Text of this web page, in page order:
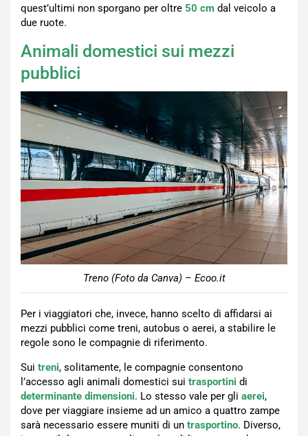
quest’ultimi non sporgano per oltre 50 cm dal veicolo a
due ruote.
Animali domestici sui mezzi
pubblici
Treno (Foto da Canva) – Ecoo.it
Per i viaggiatori che, invece, hanno scelto di affidarsi ai
mezzi pubblici come treni, autobus o aerei, a stabilire le
regole sono le compagnie di riferimento.
Sui treni, solitamente, le compagnie consentono
l’accesso agli animali domestici sui trasportini di
determinante dimensioni. Lo stesso vale per gli aerei,
dove per viaggiare insieme ad un amico a quattro zampe
sarà necessario essere muniti di un trasportino. Diverso,